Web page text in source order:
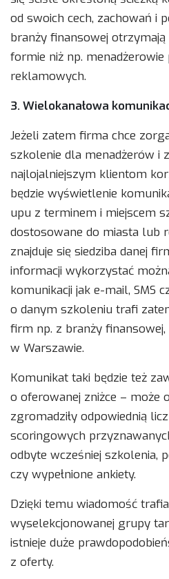
od swoich cech, zachowań i
branży finansowej otrzymają
formie niż np. menadżerowie
reklamowych.
3. Wielokanałowa
Jeżeli zatem firma chce
szkolenie dla menadżerów i
najlojalniejszym klientom
będzie wyświetlenie
upu z terminem i miejscem
dostosowane do miasta lub
znajduje się siedziba danej
informacji wykorzystać
komunikacji jak e-mail, SMS
o danym szkoleniu trafi
firm np. z branży
w Warszawie.
Komunikat taki będzie też
o oferowanej zniżce – może
zgromadziły odpowiednią
scoringowych
odbyte wcześniej szkolenia,
czy wypełnione ankiety.
Dzięki temu wiadomość
wyselekcjonowanej grupy
istnieje duże
z oferty.